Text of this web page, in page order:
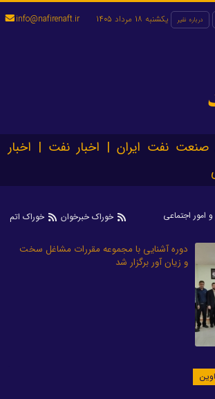
درباره نفیر یکشنبه 18 مرداد 1405 info@nafirenaft.ir
صنعت نفت ایران | اخبار نفت | اخبار
و امور اجتماعی خوراک خبرخوان خوراک اتم
دوره آشنایی با مجموعه مقررات مشاغل سخت
و زیان آور برگزار شد